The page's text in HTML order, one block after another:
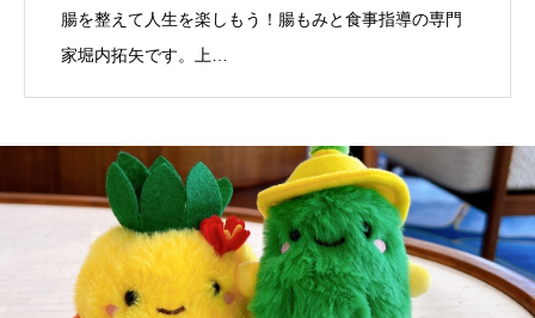
腸を整えて人生を楽しもう！腸もみと食事指導の専門
家堀内拓矢です。上…